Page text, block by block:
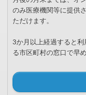
のみ医療機関等に提供
ただけます。
3か月以上経過すると
る市区町村の窓口で早